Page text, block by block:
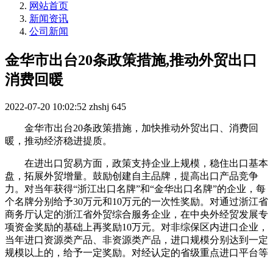
网站首页
新闻资讯
公司新闻
金华市出台20条政策措施,推动外贸出口
消费回暖
2022-07-20 10:02:52 zhshj 645
金华市出台20条政策措施，加快推动外贸出口、消费回
暖，推动经济稳进提质。
在进出口贸易方面，政策支持企业上规模，稳住出口基本
盘，拓展外贸增量。鼓励创建自主品牌，提高出口产品竞争
力。对当年获得“浙江出口名牌”和“金华出口名牌”的企业，每
个名牌分别给予30万元和10万元的一次性奖励。对通过浙江省
商务厅认定的浙江省外贸综合服务企业，在中央外经贸发展专
项资金奖励的基础上再奖励10万元。对非综保区内进口企业，
当年进口资源类产品、非资源类产品，进口规模分别达到一定
规模以上的，给予一定奖励。对经认定的省级重点进口平台等